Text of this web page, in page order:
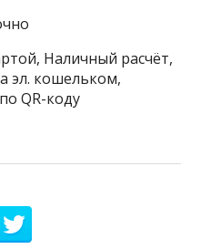
Наличный расчёт,
эл. кошельком,
QR-коду